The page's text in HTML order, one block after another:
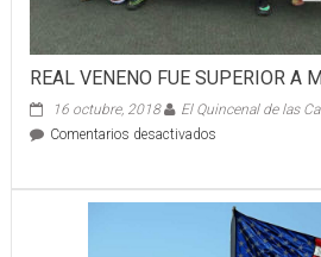
REAL VENENO FUE SUPERIOR A
16 octubre, 2018
El Quincenal de las
Comentarios desactivadosen
SUPERIOR